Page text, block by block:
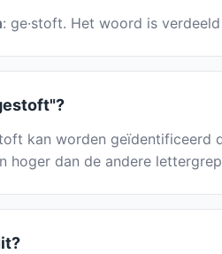
: ge·stoft. Het woord is
kan worden
hoger dan de andere